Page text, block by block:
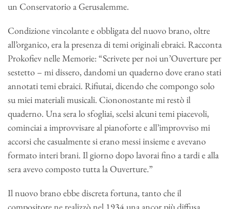
un Conservatorio a Gerusalemme.
Condizione vincolante e obbligata del nuovo brano, oltre
all’organico, era la presenza di temi originali ebraici. Racconta
Prokofiev nelle Memorie: “Scrivete per noi un’Ouverture per
sestetto – mi dissero, dandomi un quaderno dove erano stati
annotati temi ebraici. Rifiutai, dicendo che compongo solo
su miei materiali musicali. Ciononostante mi restò il
quaderno. Una sera lo sfogliai, scelsi alcuni temi piacevoli,
cominciai a improvvisare al pianoforte e all’improvviso mi
accorsi che casualmente si erano messi insieme e avevano
formato interi brani. Il giorno dopo lavorai fino a tardi e alla
sera avevo composto tutta la Ouverture.”
Il nuovo brano ebbe discreta fortuna, tanto che il